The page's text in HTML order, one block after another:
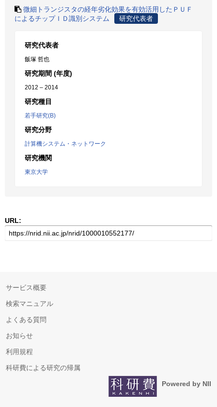
微細トランジスタの経年劣化効果を有効活用したＰＵＦ
によるチップＩＤ識別システム
研究代表者
研究代表者
飯塚 哲也
研究期間 (年度)
2012 – 2014
研究種目
若手研究(B)
研究分野
計算機システム・ネットワーク
研究機関
東京大学
URL:
サービス概要
検索マニュアル
よくある質問
お知らせ
利用規程
科研費による研究の帰属
Powered by NII